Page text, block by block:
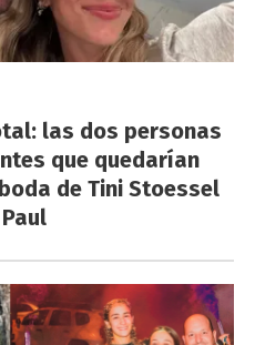
las dos personas
que quedarían
de Tini Stoessel